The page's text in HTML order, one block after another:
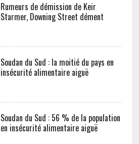
Rumeurs de démission de Keir
Starmer, Downing Street dément
Soudan du Sud : la moitié du pays en
insécurité alimentaire aiguë
Soudan du Sud : 56 % de la population
en insécurité alimentaire aiguë